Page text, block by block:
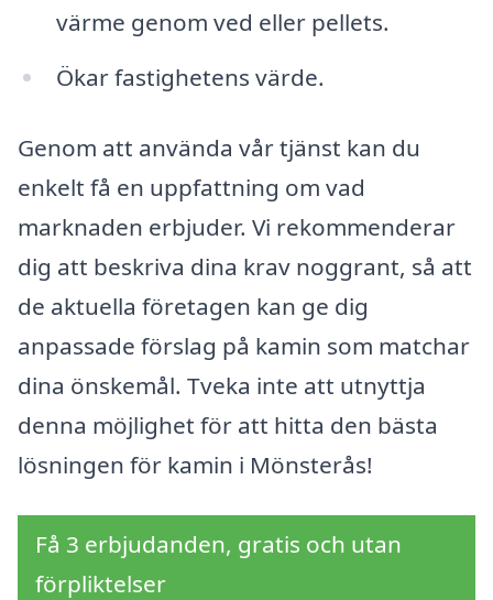
värme genom ved eller pellets.
Ökar fastighetens värde.
Genom att använda vår tjänst kan du
enkelt få en uppfattning om vad
marknaden erbjuder. Vi rekommenderar
dig att beskriva dina krav noggrant, så att
de aktuella företagen kan ge dig
anpassade förslag på kamin som matchar
dina önskemål. Tveka inte att utnyttja
denna möjlighet för att hitta den bästa
lösningen för kamin i Mönsterås!
Få 3 erbjudanden, gratis och utan
förpliktelser